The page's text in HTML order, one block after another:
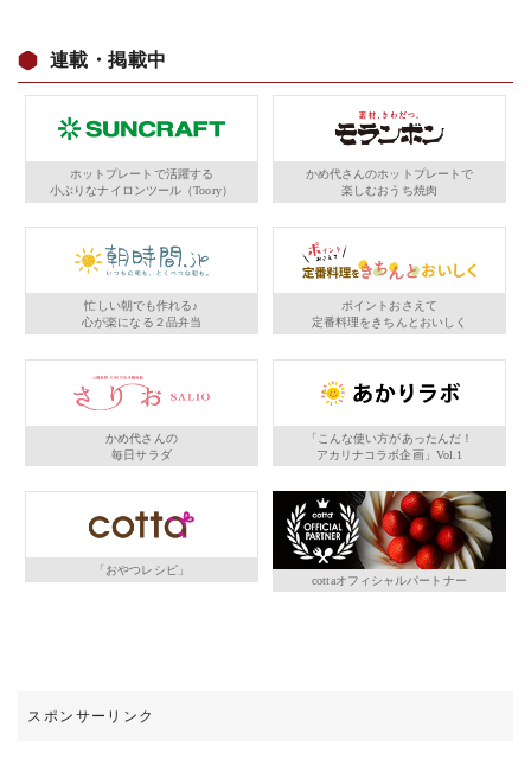
連載・掲載中
ホットプレートで活躍する
小ぶりなナイロンツール（Toory）
かめ代さんのホットプレートで
楽しむおうち焼肉
忙しい朝でも作れる♪
心が楽になる２品弁当
ポイントおさえて
定番料理をきちんとおいしく
かめ代さんの
毎日サラダ
「こんな使い方があったんだ！
アカリナコラボ企画」Vol.1
「おやつレシピ」
cottaオフィシャルパートナー